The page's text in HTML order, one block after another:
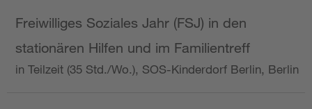
Freiwilliges Soziales Jahr (FSJ) in den
stationären Hilfen und im Familientreff
in Teilzeit (35 Std./Wo.), SOS-Kinderdorf Berlin, Berlin